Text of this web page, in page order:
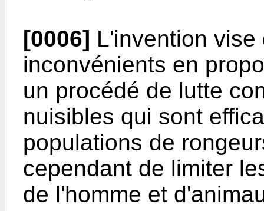
[0006] L'invention
inconvénients en
un procédé de lutte
nuisibles qui sont
populations de
cependant de limiter
de l'homme et